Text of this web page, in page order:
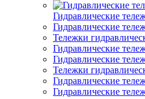
Гидравлические
Гидравлические
Тележки
Гидравлические
Гидравлические
Тележки
Гидравлические
Гидравлические